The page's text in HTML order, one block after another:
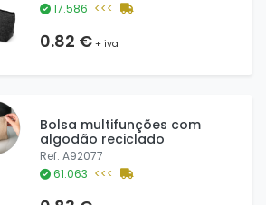
17.586 <<<
0.82 €+ iva
Bolsa multifunções com
algodão reciclado
Ref. A92077
61.063 <<<